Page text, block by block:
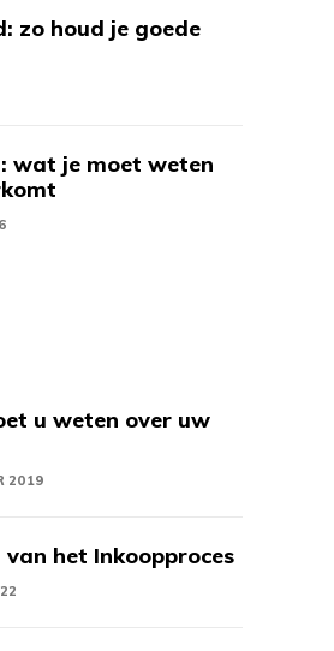
zo houd je goede
wat je moet weten
u weten over uw
2019
het Inkoopproces